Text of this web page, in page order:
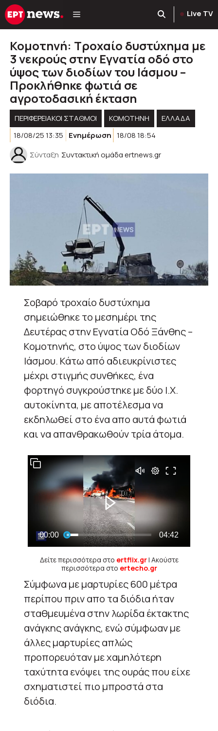
Μετάβαση
σε
Live TV
Κομοτηνή: Τροχαίο δυστύχημα με
3 νεκρούς στην Εγνατία οδό στο
ύψος των διοδίων του Ιάσμου –
Προκλήθηκε φωτιά σε
αγροτοδασική έκταση
ΠΕΡΙΦΕΡΕΙΑΚΟΊ ΣΤΑΘΜΟΊ KOMOTHNH
ΕΛΛΑΔΑ
18/08/25 13:35
Ενημέρωση 18/08 18:54
Σύνταξη Συντακτική ομάδα ertnews.gr
Σοβαρό τροχαίο δυστύχημα
σημειώθηκε το μεσημέρι της
Δευτέρας στην Εγνατία Οδό Ξάνθης –
Κομοτηνής, στο ύψος των διοδίων
Ιάσμου. Κάτω από αδιευκρίνιστες
μέχρι στιγμής συνθήκες, ένα
φορτηγό συγκρούστηκε με δύο Ι.Χ.
αυτοκίνητα, με αποτέλεσμα να
εκδηλωθεί στο ένα απο αυτά φωτιά
και να απανθρακωθούν τρία άτομα.
Δείτε περισσότερα στο ertflix.gr| Ακούστε
περισσότερα στο ertecho.gr
Σύμφωνα με μαρτυρίες 600 μέτρα
περίπου πριν απο τα διόδια ήταν
σταθμευμένα στην λωρίδα έκτακτης
ανάγκης ανάγκης, ενώ σύμφωαν με
άλλες μαρτυρίες απλώς
προπορευόταν με χαμηλότερη
ταχύτητα ενόψει της ουράς που είχε
σχηματιστεί πιο μπροστά στα
διόδια.